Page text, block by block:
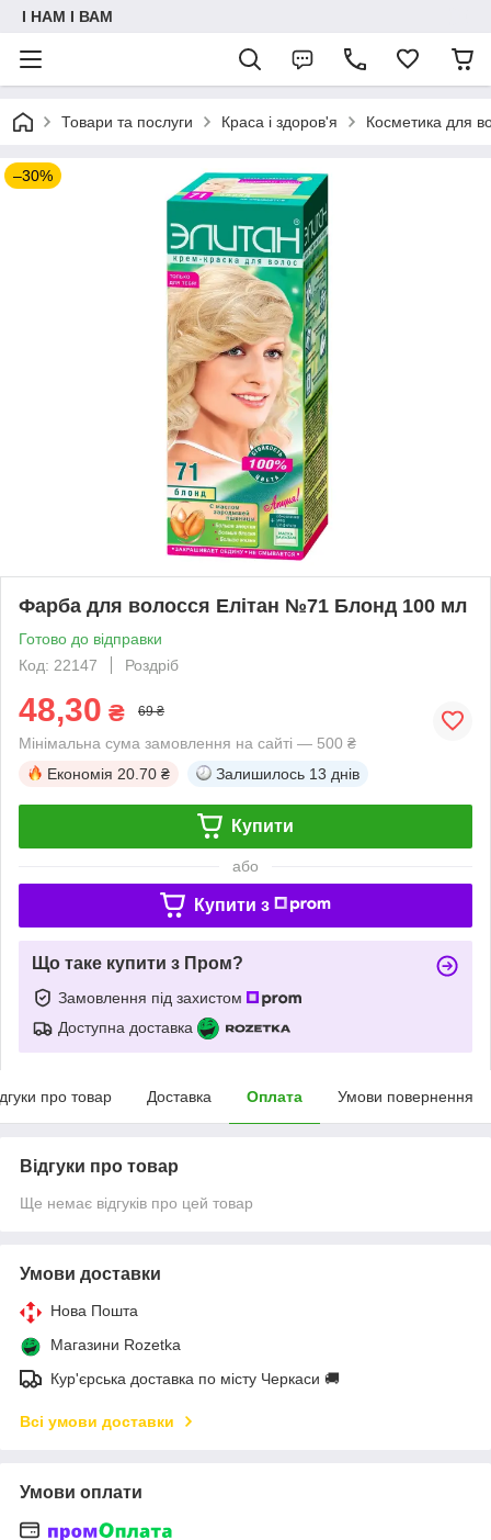
I НАМ I ВАМ
Товари та послуги Краса і здоров'я Косметика для
–30%
Фарба для волосся Елітан №71 Блонд 100 мл
Готово до відправки
Код: 22147
Роздріб
48,30 ₴ 69 ₴
Мінімальна сума замовлення на сайті — 500 ₴
Економія 20.70 ₴ Залишилось 13 днів
Купити
або
Купити з
Що таке купити з Пром?
Замовлення під захистом
Доступна доставка
про товар Доставка Оплата Умови повернення
Відгуки про товар
Ще немає відгуків про цей товар
Умови доставки
Нова Пошта
Магазини Rozetka
Кур'єрська доставка по місту Черкаси 🚚
Всі умови доставки
Умови оплати